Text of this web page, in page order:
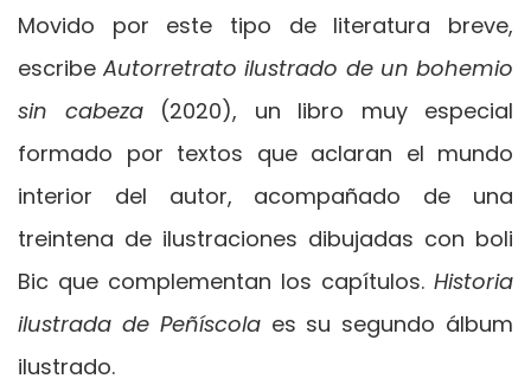
Movido por este tipo de literatura breve,
escribeAutorretrato ilustrado de un bohemio
sin cabeza(2020), un libro muy especial
formado por textos que aclaran el mundo
interior del autor, acompañado de una
treintena de ilustraciones dibujadas con boli
Bic que complementan los capítulos. Historia
ilustrada de Peñíscolaes su segundo álbum
ilustrado.